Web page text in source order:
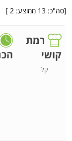
[סה"כ: 13 ממוצע: 2
]
רמת
קושי
קל